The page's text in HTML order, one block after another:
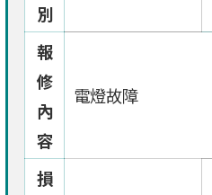
別
報
修
內
容
電燈故障
損